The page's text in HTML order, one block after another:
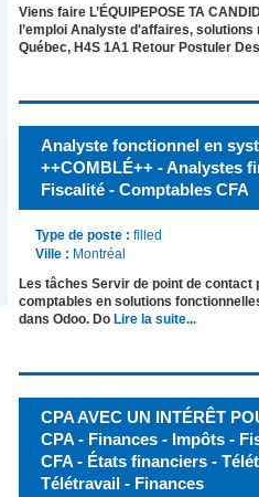
Viens faire L’ÉQUIPEPOSE TA
l’emploi Analyste d'affaires,
Québec, H4S 1A1 Retour Postuler
Analyste fonctionnel en
++COMBLÉ++ - Analystes
Fiscalité - Comptables CFA
Type de poste : filled
Ville : Montréal
Les tâches Servir de point de
comptables en solutions
dans Odoo. Do Lire la suite...
CPA AVEC UN INTÉRÊT
CPA - Finances - Impôts -
CFA - États financiers -
Télétravail - Finances